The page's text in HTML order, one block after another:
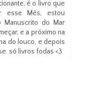
é o livro que
esse Mês, estou
Manuscrito do Mar
e a próximo na
do louco, e depois
só livros fodas <3